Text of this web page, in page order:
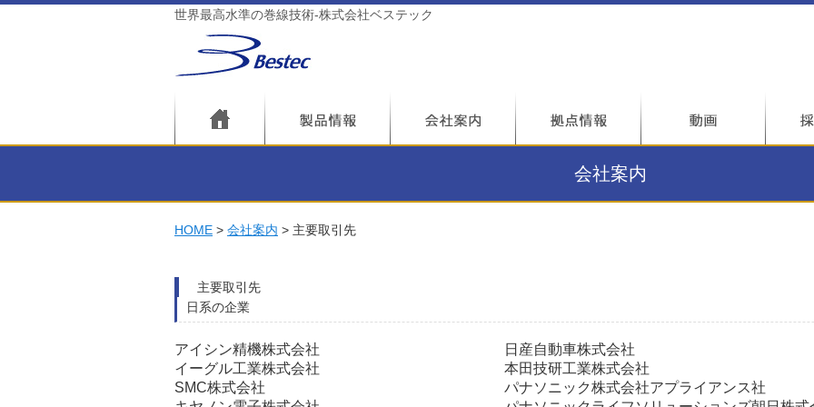
世界最高水準の巻線技術-株式会社ベステック
会社案内
HOME 会社案内 主要取引先
主要取引先
日系の企業
アイシン精機株式会社
イーグル工業株式会社
SMC株式会社
日産自動車株式会社
本田技研工業株式会社
パナソニック株式会社アプライアンス社